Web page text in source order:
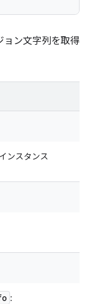
ョン文字列を取得
ンスタンス
: